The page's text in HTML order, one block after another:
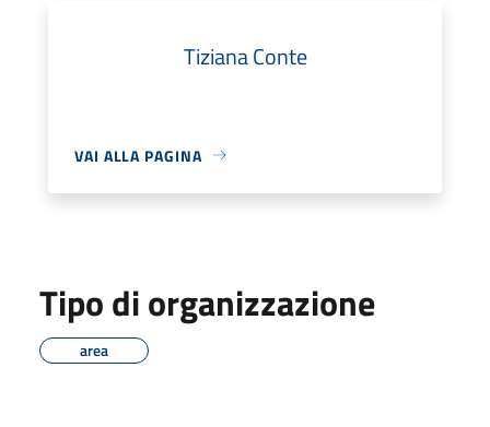
Tiziana Conte
VAI ALLA PAGINA
Tipo di organizzazione
area